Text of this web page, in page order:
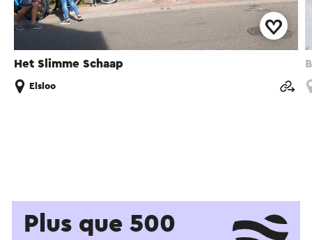
Het Slimme Schaap
Elsloo
Plus que 500